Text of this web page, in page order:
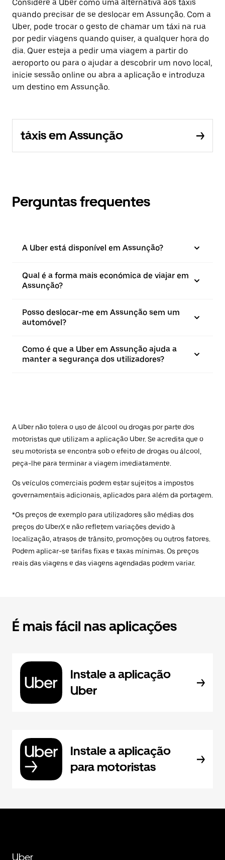
Considere a Uber como uma alternativa aos táxis
quando precisar de se deslocar em Assunção. Com a
Uber, pode trocar o gesto de chamar um táxi na rua
por pedir viagens quando quiser, a qualquer hora do
dia. Quer esteja a pedir uma viagem a partir do
aeroporto ou para o ajudar a descobrir um novo local,
inicie sessão online ou abra a aplicação e introduza
um destino em Assunção.
táxis em Assunção
Perguntas frequentes
A Uber está disponível em Assunção?
Qual é a forma mais económica de viajar em
Assunção?
Posso deslocar-me em Assunção sem um
automóvel?
Como é que a Uber em Assunção ajuda a
manter a segurança dos utilizadores?
A Uber não tolera o uso de álcool ou drogas por parte dos
motoristas que utilizam a aplicação Uber. Se acredita que o
seu motorista se encontra sob o efeito de drogas ou álcool,
peça-lhe para terminar a viagem imediatamente.
Os veículos comerciais podem estar sujeitos a impostos
governamentais adicionais, aplicados para além da portagem.
*Os preços de exemplo para utilizadores são médias dos
preços do UberX e não refletem variações devido à
localização, atrasos de trânsito, promoções ou outros fatores.
Podem aplicar-se tarifas fixas e taxas mínimas. Os preços
reais das viagens e das viagens agendadas podem variar.
É mais fácil nas aplicações
Instale a aplicação
Uber
Instale a aplicação
para motoristas
Uber